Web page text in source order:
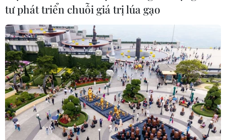
Đại tiệc Vespa 2026: Khi biểu
tượng 80 năm của Italy thăng hoa
giữa lòng đô thị hiện đại
09/08/2026 16:09
WHO lên tiếng sau vụ phá hủy kho
vật tư y tế tại Ukraine
tư phát triển chuỗi giá trị lúa gạo